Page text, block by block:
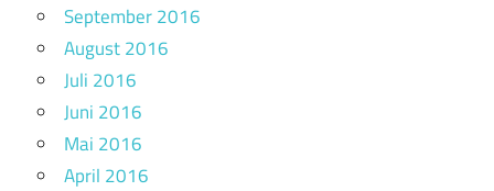
September 2016
August 2016
Juli 2016
Juni 2016
Mai 2016
April 2016